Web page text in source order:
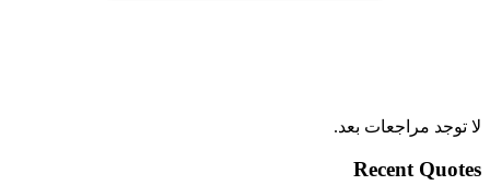
لا توجد مراجعات بعد.
Recent Quotes